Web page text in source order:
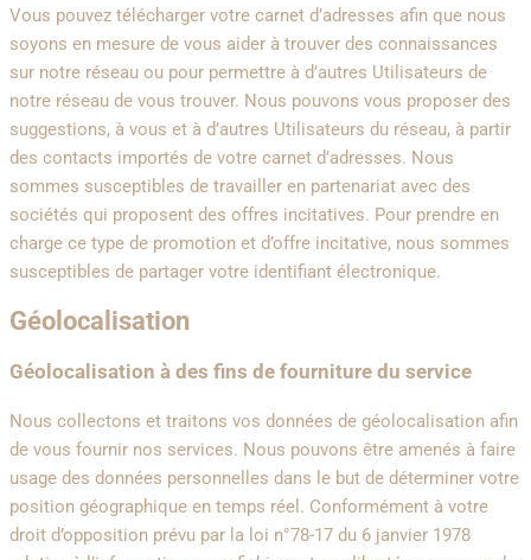
Vous pouvez télécharger votre carnet d’adresses afin que nous
soyons en mesure de vous aider à trouver des connaissances
sur notre réseau ou pour permettre à d’autres Utilisateurs de
notre réseau de vous trouver. Nous pouvons vous proposer des
suggestions, à vous et à d’autres Utilisateurs du réseau, à partir
des contacts importés de votre carnet d’adresses. Nous
sommes susceptibles de travailler en partenariat avec des
sociétés qui proposent des offres incitatives. Pour prendre en
charge ce type de promotion et d’offre incitative, nous sommes
susceptibles de partager votre identifiant électronique.
Géolocalisation
Géolocalisation à des fins de fourniture du service
Nous collectons et traitons vos données de géolocalisation afin
de vous fournir nos services. Nous pouvons être amenés à faire
usage des données personnelles dans le but de déterminer votre
position géographique en temps réel. Conformément à votre
droit d’opposition prévu par la loi n°78-17 du 6 janvier 1978